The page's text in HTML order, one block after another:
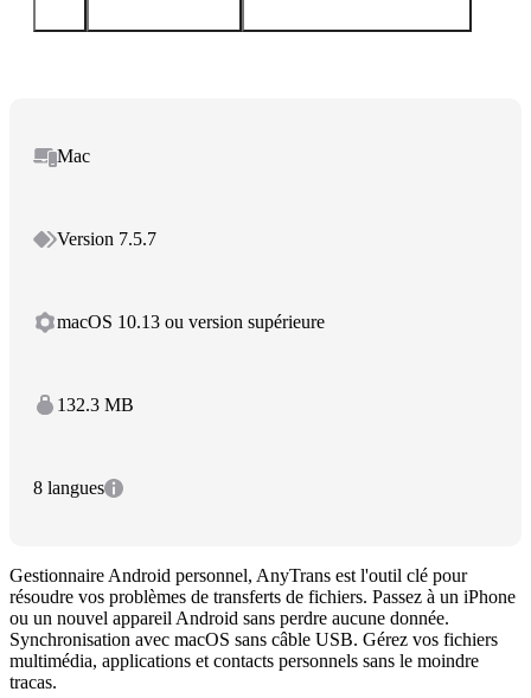
Mac
Version 7.5.7
macOS 10.13 ou version supérieure
132.3 MB
8 langues
Gestionnaire Android personnel, AnyTrans est l'outil clé pour
résoudre vos problèmes de transferts de fichiers. Passez à un iPhone
ou un nouvel appareil Android sans perdre aucune donnée.
Synchronisation avec macOS sans câble USB. Gérez vos fichiers
multimédia, applications et contacts personnels sans le moindre
tracas.